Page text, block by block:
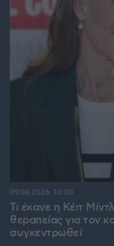
Τι έκανε η Κέιτ
θεραπείας για τον
συγκεντρωθεί
09.08.2026, 10:00